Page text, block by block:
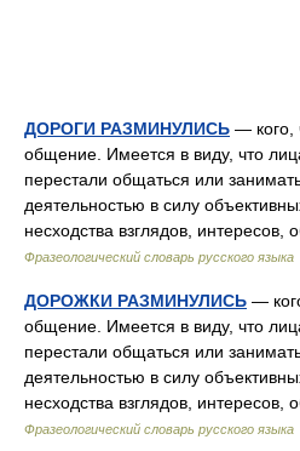
ДОРОГИ РАЗМИНУЛИСЬ — кого,
общение. Имеется в виду, что
перестали общаться или
деятельностью в силу
несходства взглядов,
Фразеологический словарь русского языка
ДОРОЖКИ РАЗМИНУЛИСЬ —
общение. Имеется в виду, что
перестали общаться или
деятельностью в силу
несходства взглядов,
Фразеологический словарь русского языка